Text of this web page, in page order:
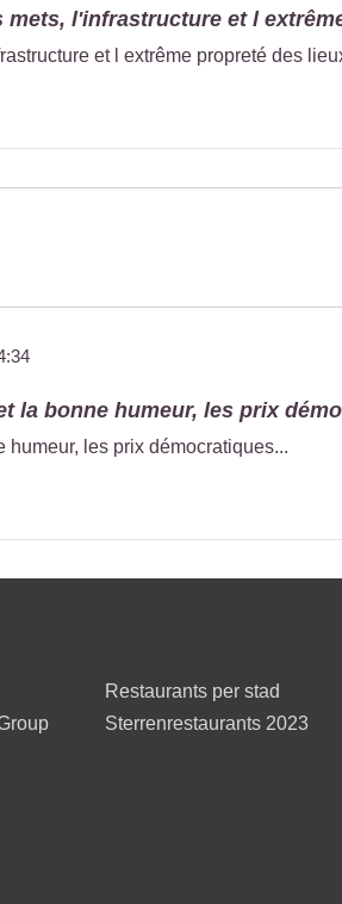
l'infrastructure et l
et l extrême propreté des
la bonne humeur, les prix
les prix démocratiques...
Restaurants per stad
Sterrenrestaurants 2023